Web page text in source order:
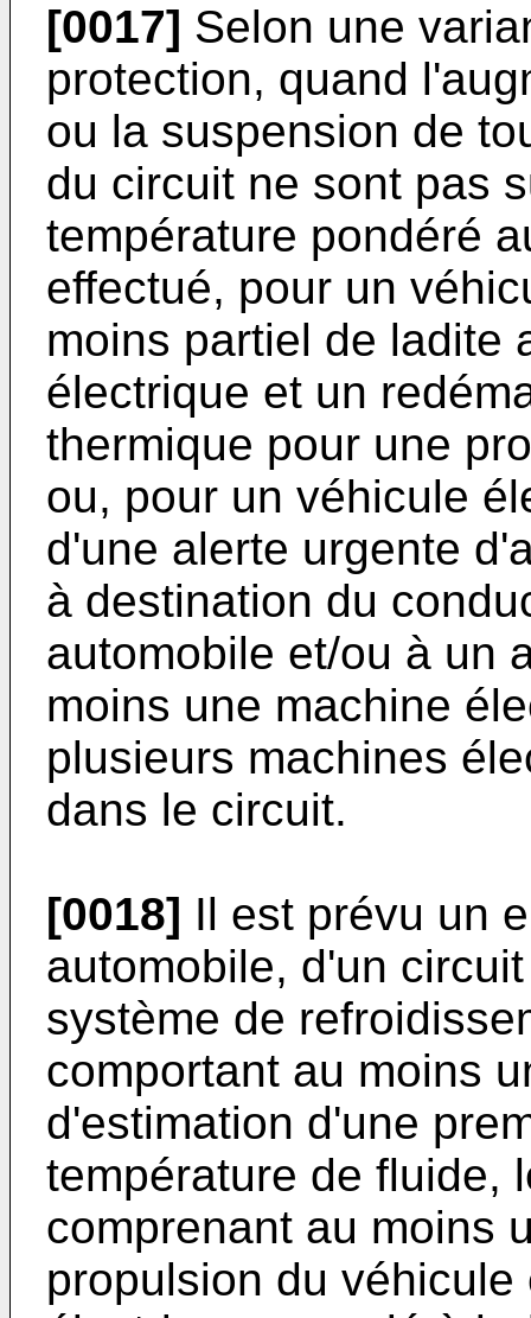
[0017] Selon une
protection, quand
ou la suspension de
du circuit ne sont pas
température pondéré
effectué, pour un
moins partiel de ladite
électrique et un
thermique pour une
ou, pour un véhicule
d'une alerte urgente
à destination du
automobile et/ou à un
moins une machine
plusieurs machines
dans le circuit.
[0018] Il est prévu un
automobile, d'un
système de
comportant au moins
d'estimation d'une
température de fluide,
comprenant au moins
propulsion du